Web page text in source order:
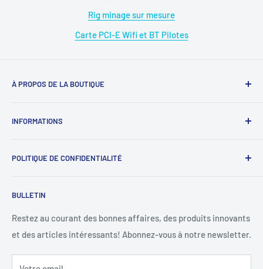
Rig minage sur mesure
Carte PCI-E Wifi et BT Pilotes
À PROPOS DE LA BOUTIQUE
E-mail : diymicro@hotmail.com
09 : 00h - 18 : 00h.Sans interruption.
INFORMATIONS
Rejoignez-nous
SAV WhatsApp : 07 68 88 02 12
Conditions d'utilisation
Politique de remboursement
POLITIQUE DE CONFIDENTIALITÉ
BULLETIN
Restez au courant des bonnes affaires, des produits innovants
et des articles intéressants! Abonnez-vous à notre newsletter.